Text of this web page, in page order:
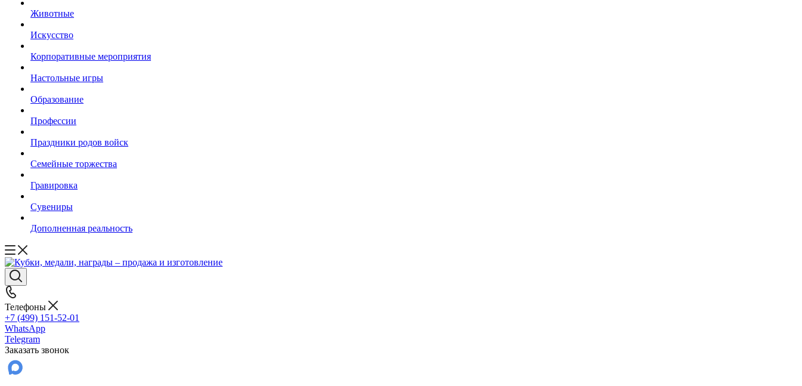
Животные
Искусство
Корпоративные мероприятия
Настольные игры
Образование
Профессии
Праздники родов войск
Семейные торжества
Гравировка
Сувениры
Дополненная реальность
Телефоны
+7 (499) 151-52-01
WhatsApp
Telegram
Заказать звонок